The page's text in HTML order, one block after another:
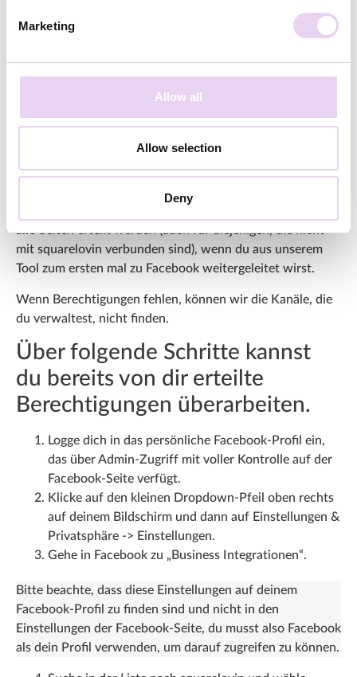
Marketing
Allow all
Allow selection
Deny
aktualisiere alle
notwendigen
Berechtigungen
Eine der häufigsten Ursachen für Verbindungsprobleme
sind fehlende Berechtigungen zwischen Facebook und
alleSeiten erteilt werden (auch für diejenigen, die nicht
mit squarelovin verbunden sind), wenn du aus unserem
Tool zum ersten mal zu Facebook weitergeleitet wirst.
Wenn Berechtigungen fehlen, können wir die Kanäle, die
du verwaltest, nicht finden.
Über folgende Schritte kannst
du bereits von dir erteilte
Berechtigungen überarbeiten.
Logge dich in das persönliche Facebook-Profil ein,
das über Admin-Zugriff mit voller Kontrolle auf der
Facebook-Seite verfügt.
Klicke auf den kleinen Dropdown-Pfeil oben rechts
auf deinem Bildschirm und dann auf Einstellungen &
Privatsphäre -> Einstellungen.
Gehe in Facebook zu „Business Integrationen“.
Bitte beachte, dass diese Einstellungen auf deinem
Facebook-Profil zu finden sind und nicht in den
Einstellungen der Facebook-Seite, du musst also Facebook
als dein Profil verwenden, um darauf zugreifen zu können.